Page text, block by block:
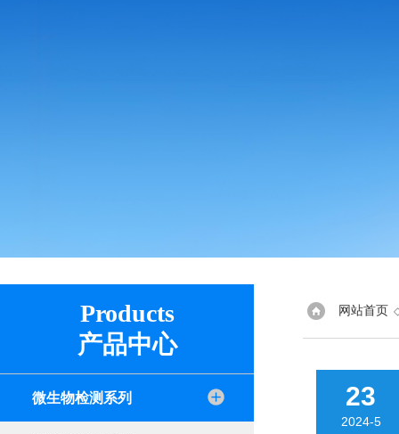
Products
产品中心
微生物检测系列
网站首页
23
2024-5